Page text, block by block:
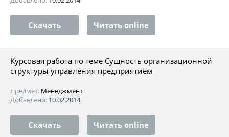
Скачать Читать online
Курсовая работа по теме Сущность организационной
структуры управления предприятием
Предмет: Менеджмент
Добавлено: 10.02.2014
Скачать Читать online